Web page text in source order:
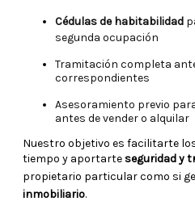
Cédulas de habitabilidad
segunda ocupación
Tramitación completa
correspondientes
Asesoramiento previo
antes de vender o alquilar
Nuestro objetivo es facilitarte
tiempo y aportarte seguridad y
propietario particular como si
inmobiliario.